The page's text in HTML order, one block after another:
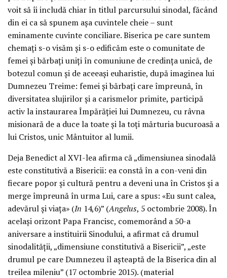
voit să îi includă chiar în titlul parcursului sinodal, făcând
din ei ca să spunem așa cuvintele cheie – sunt
eminamente cuvinte conciliare. Biserica pe care suntem
chemați s-o visăm și s-o edificăm este o comunitate de
femei și bărbați uniți în comuniune de credința unică, de
botezul comun și de aceeași euharistie, după imaginea lui
Dumnezeu Treime: femei și bărbați care împreună, în
diversitatea slujirilor și a carismelor primite, participă
activ la instaurarea Împărăției lui Dumnezeu, cu râvna
misionară de a duce la toate și la toți mărturia bucuroasă a
lui Cristos, unic Mântuitor al lumii.
Deja Benedict al XVI-lea afirma că „dimensiunea sinodală
este constitutivă a Bisericii: ea constă în a con-veni din
fiecare popor și cultură pentru a deveni una în Cristos și a
merge împreună în urma Lui, care a spus: «Eu sunt calea,
adevărul și viața» (In 14,6)” (Angelus, 5 octombrie 2008). În
același orizont Papa Francisc, comemorând a 50-a
aniversare a instituirii Sinodului, a afirmat că drumul
sinodalității, „dimensiune constitutivă a Bisericii”, „este
drumul pe care Dumnezeu îl așteaptă de la Biserica din al
treilea mileniu” (17 octombrie 2015). (material